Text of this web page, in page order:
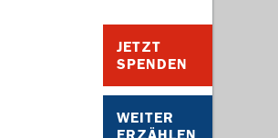
JETZT
SPENDEN
WEITER